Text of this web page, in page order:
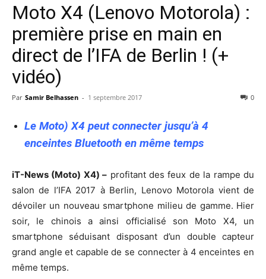
Moto X4 (Lenovo Motorola) :
première prise en main en
direct de l’IFA de Berlin ! (+
vidéo)
Par Samir Belhassen - 1 septembre 2017 0
Le Moto) X4 peut connecter jusqu’à 4
enceintes Bluetooth en même temps
iT-News (Moto) X4) – profitant des feux de la rampe du
salon de l’IFA 2017 à Berlin, Lenovo Motorola vient de
dévoiler un nouveau smartphone milieu de gamme. Hier
soir, le chinois a ainsi officialisé son Moto X4, un
smartphone séduisant disposant d’un double capteur
grand angle et capable de se connecter à 4 enceintes en
même temps.